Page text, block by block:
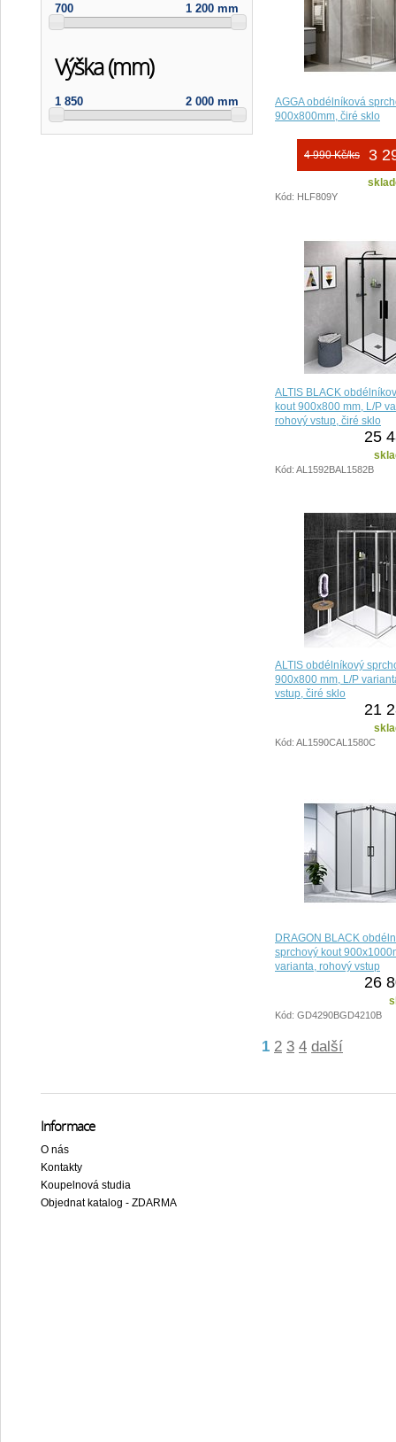
700 1 200 mm
Výška (mm)
1 850 2 000 mm
AGGA obdélníková
900x800mm, čiré sklo
3
4 990 Kč/ks
Kód: HLF809Y
ALTIS BLACK
kout 900x800 mm, L/P
rohový vstup, čiré sklo
25
Kód: AL1592BAL1582B
ALTIS obdélníkový
900x800 mm, L/P
vstup, čiré sklo
21
Kód: AL1590CAL1580C
DRAGON BLACK
sprchový kout
varianta, rohový vstup
26
Kód: GD4290BGD4210B
1 2 3 4 další
Informace
O nás
Kontakty
Koupelnová studia
Objednat katalog - ZDARMA